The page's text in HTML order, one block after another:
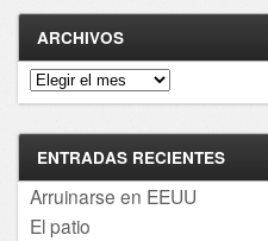
ARCHIVOS
Archivos
ENTRADAS RECIENTES
Arruinarse en EEUU
El patio